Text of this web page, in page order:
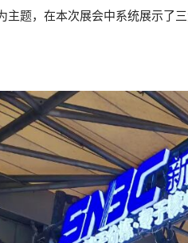
主题，在本次展会中系统展示